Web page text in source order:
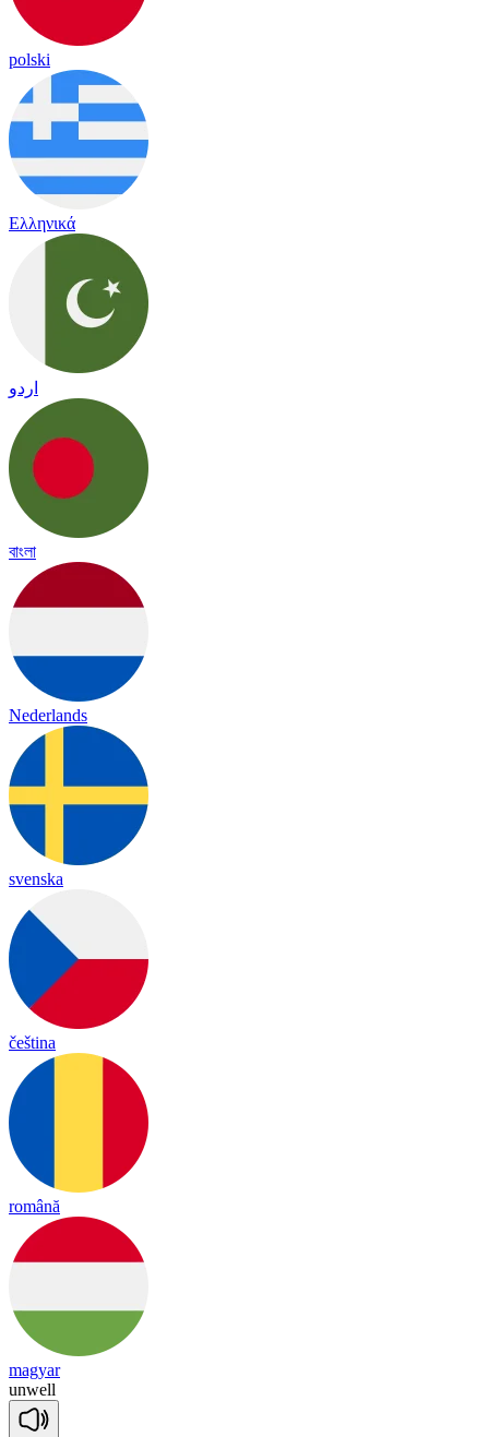
polski
Ελληνικά
اردو
বাংলা
Nederlands
svenska
čeština
română
magyar
unwell